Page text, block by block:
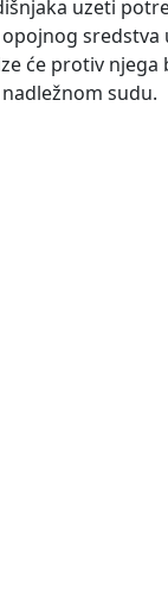
uzeti
sredstva
će protiv njega
sudu.